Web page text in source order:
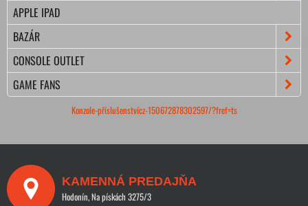
APPLE IPAD
BAZÁR
CONSOLE OUTLET
GAME FANS
Konzole-příslušenstvícz-150672878302597/?fref=ts
KAMENNÁ PREDAJŇA
Hodonín, Na pískách 3275/3